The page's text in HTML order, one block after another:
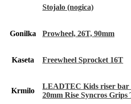
Stojalo (nogica)
Gonilka Prowheel, 26T, 90mm
Kaseta Freewheel Sprocket 16T
Krmilo
LEADTEC Kids riser bar
20mm Rise Syncros Grips